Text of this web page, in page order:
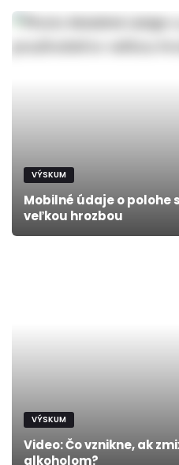
VÝSKUM
Mobilné údaje o polohe
veľkou hrozbou
VÝSKUM
Video: Čo vznikne, ak
alkoholom?